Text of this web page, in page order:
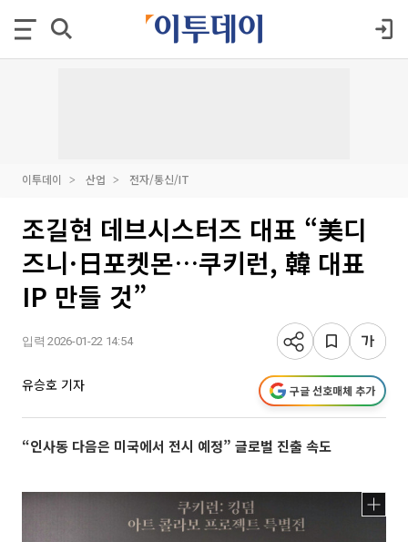
이투데이 산업 전자/통신/IT
조길현 데브시스터즈 대표 “美디
즈니·日포켓몬…쿠키런, 韓 대표
IP 만들 것”
입력 2026-01-22 14:54
유승호 기자 구글 선호매체 추가
“인사동 다음은 미국에서 전시 예정” 글로벌 진출 속도